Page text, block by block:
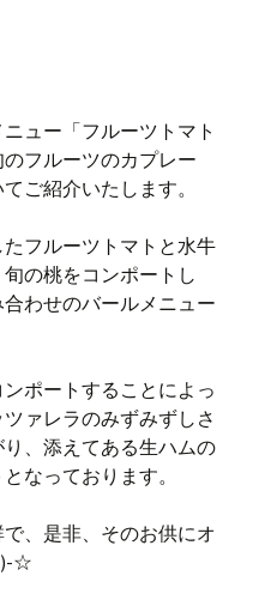
ュー「フルーツトマト
フルーツのカプレー
ご紹介いたします。
フルーツトマトと水牛
の桃をコンポートし
わせのバールメニュー
ポートすることによっ
ァレラのみずみずしさ
、添えてある生ハムの
なっております。
、是非、そのお供にオ
)-☆